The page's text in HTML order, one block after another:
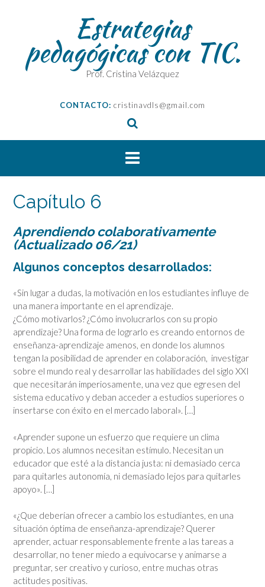
Estrategias
pedagógicas con TIC.
Prof. Cristina Velázquez
CONTACTO: cristinavdls@gmail.com
Capítulo 6
Aprendiendo colaborativamente
(Actualizado 06/21)
Algunos conceptos desarrollados:
«Sin lugar a dudas, la motivación en los estudiantes influye de
una manera importante en el aprendizaje.
¿Cómo motivarlos? ¿Cómo involucrarlos con su propio
aprendizaje? Una forma de lograrlo es creando entornos de
enseñanza-aprendizaje amenos, en donde los alumnos
tengan la posibilidad de aprender en colaboración, investigar
sobre el mundo real y desarrollar las habilidades del siglo XXI
que necesitarán imperiosamente, una vez que egresen del
sistema educativo y deban acceder a estudios superiores o
insertarse con éxito en el mercado laboral». […]
«Aprender supone un esfuerzo que requiere un clima
propicio. Los alumnos necesitan estímulo. Necesitan un
educador que esté a la distancia justa: ni demasiado cerca
para quitarles autonomía, ni demasiado lejos para quitarles
apoyo». […]
«¿Que deberían ofrecer a cambio los estudiantes, en una
situación óptima de enseñanza-aprendizaje? Querer
aprender, actuar responsablemente frente a las tareas a
desarrollar, no tener miedo a equivocarse y animarse a
preguntar, ser creativo y curioso, entre muchas otras
actitudes positivas.